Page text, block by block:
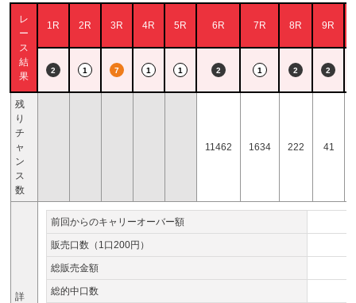
レ
ー
ス
結
果
1R 2R 3R 4R 5R 6R 7R 8R 9R
2 1 7 1 1 2 1 2 2
残
り
チ
ャ
ン
ス
数
11462 1634 222 41
詳
前回からのキャリーオーバー額
販売口数（1口200円）
総販売金額
総的中口数